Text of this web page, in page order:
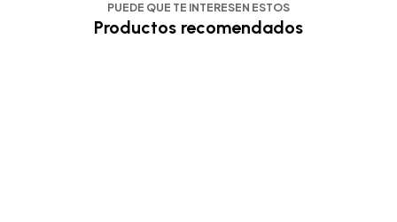
PUEDE QUE TE INTERESEN ESTOS
Productos recomendados